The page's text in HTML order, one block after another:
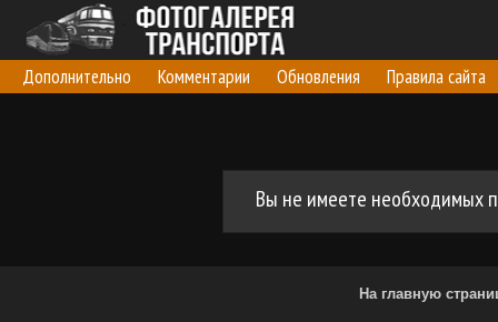
Дополнительно Комментарии Обновления Правила сайта
Вы не имеете необходимых
На главную